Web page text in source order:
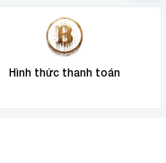
Hình thức thanh toán